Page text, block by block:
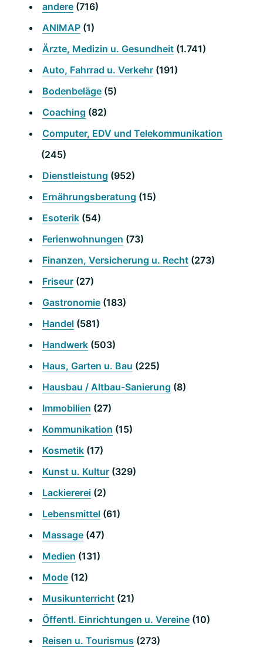
andere (716)
ANIMAP (1)
Ärzte, Medizin u. Gesundheit (1.741)
Auto, Fahrrad u. Verkehr (191)
Bodenbeläge (5)
Coaching (82)
Computer, EDV und Telekommunikation
(245)
Dienstleistung (952)
Ernährungsberatung (15)
Esoterik (54)
Ferienwohnungen (73)
Finanzen, Versicherung u. Recht (273)
Friseur (27)
Gastronomie (183)
Handel (581)
Handwerk (503)
Haus, Garten u. Bau (225)
Hausbau / Altbau-Sanierung (8)
Immobilien (27)
Kommunikation (15)
Kosmetik (17)
Kunst u. Kultur (329)
Lackiererei (2)
Lebensmittel (61)
Massage (47)
Medien (131)
Mode (12)
Musikunterricht (21)
Öffentl. Einrichtungen u. Vereine (10)
Reisen u. Tourismus (273)